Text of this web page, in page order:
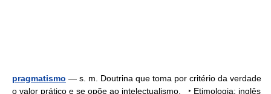
pragmatismo — s. m. Doutrina que toma por critério da verdade
o valor prático e se opõe ao intelectualismo. ‣ Etimologia: inglês